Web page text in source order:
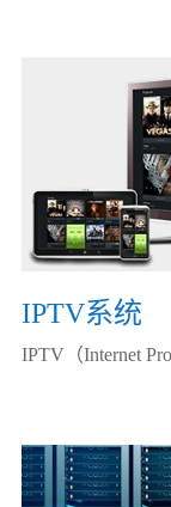
IPTV系统
IPTV（Internet